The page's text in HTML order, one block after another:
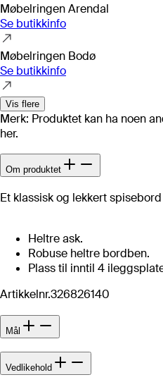
Møbelringen Arendal
Se butikkinfo
Møbelringen Bodø
Se butikkinfo
Vis flere
Merk: Produktet kan ha noen
her.
Om produktet
Et klassisk og lekkert
Heltre ask.
Robuse heltre bordben.
Plass til inntil 4
Artikkelnr.326826140
Mål
Vedlikehold